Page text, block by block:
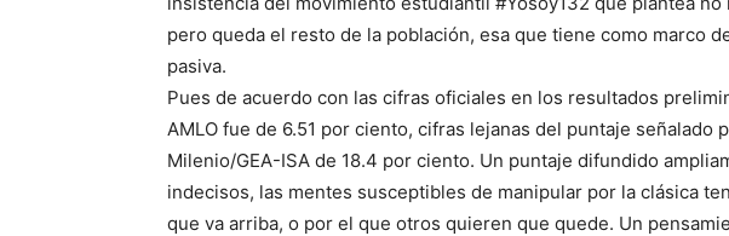
pero queda el resto de la población, esa que tiene como marco
pasiva.
Pues de acuerdo con las cifras oficiales en los resultados
AMLO fue de 6.51 por ciento, cifras lejanas del puntaje señalado
Milenio/GEA-ISA de 18.4 por ciento. Un puntaje difundido
indecisos, las mentes susceptibles de manipular por la clásica
que va arriba, o por el que otros quieren que quede. Un